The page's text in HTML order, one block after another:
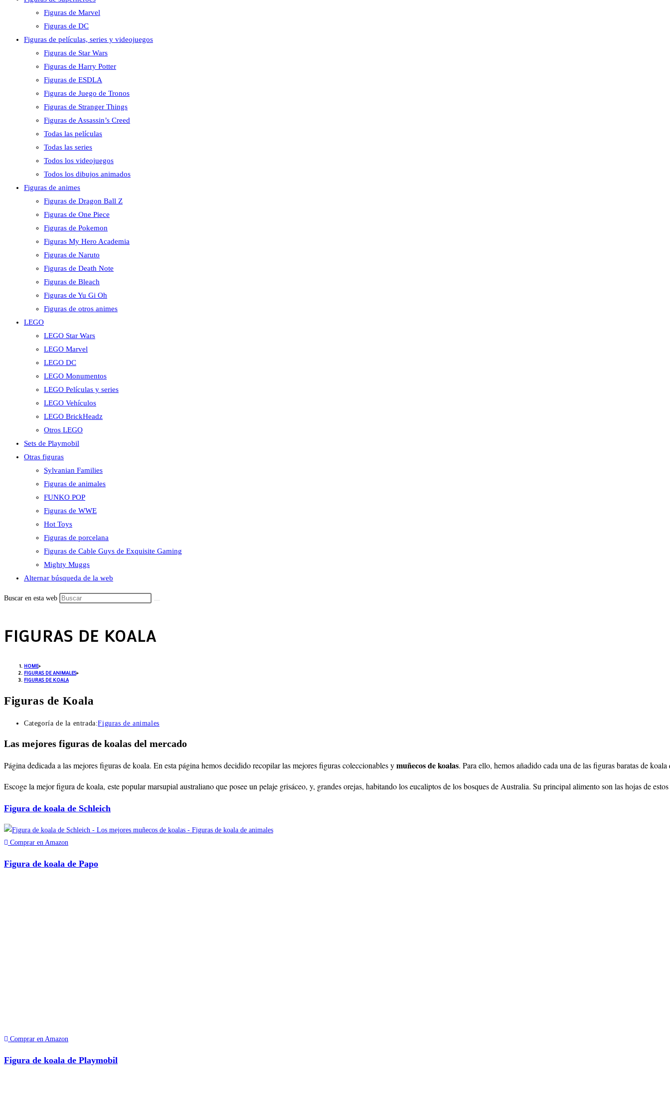
Figuras de Marvel
Figuras de DC
Figuras de películas, series y videojuegos
Figuras de Star Wars
Figuras de Harry Potter
Figuras de ESDLA
Figuras de Juego de Tronos
Figuras de Stranger Things
Figuras de Assassin’s Creed
Todas las películas
Todas las series
Todos los videojuegos
Todos los dibujos animados
Figuras de animes
Figuras de Dragon Ball Z
Figuras de One Piece
Figuras de Pokemon
Figuras My Hero Academia
Figuras de Naruto
Figuras de Death Note
Figuras de Bleach
Figuras de Yu Gi Oh
Figuras de otros animes
LEGO
LEGO Star Wars
LEGO Marvel
LEGO DC
LEGO Monumentos
LEGO Películas y series
LEGO Vehículos
LEGO BrickHeadz
Otros LEGO
Sets de Playmobil
Otras figuras
Sylvanian Families
Figuras de animales
FUNKO POP
Figuras de WWE
Hot Toys
Figuras de porcelana
Figuras de Cable Guys de Exquisite Gaming
Mighty Muggs
Alternar búsqueda de la web
Buscar en esta web
FIGURAS DE KOALA
HOME>
FIGURAS DE ANIMALES>
FIGURAS DE KOALA
Figuras de Koala
Categoría de la entrada:Figuras de animales
Las mejores figuras de koalas del mercado
Página dedicada a las mejores figuras de koala. En esta página hemos decidido recopilar las mejores figuras coleccionables ymuñecos de koalas. Para ello, hemos añadido cada una de las figuras baratas de
Escoge la mejor figura de koala, este popular marsupial australiano que posee un pelaje grisáceo, y, grandes orejas, habitando los eucaliptos de los bosques de Australia. Su principal alimento son las hojas de
Figura de koala de Schleich
Comprar en Amazon
Figura de koala de Papo
Comprar en Amazon
Figura de koala de Playmobil